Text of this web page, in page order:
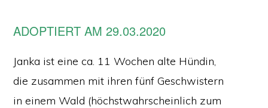
ADOPTIERT AM 29.03.2020
Janka ist eine ca. 11 Wochen alte Hündin,
die zusammen mit ihren fünf Geschwistern
in einem Wald (höchstwahrscheinlich zum